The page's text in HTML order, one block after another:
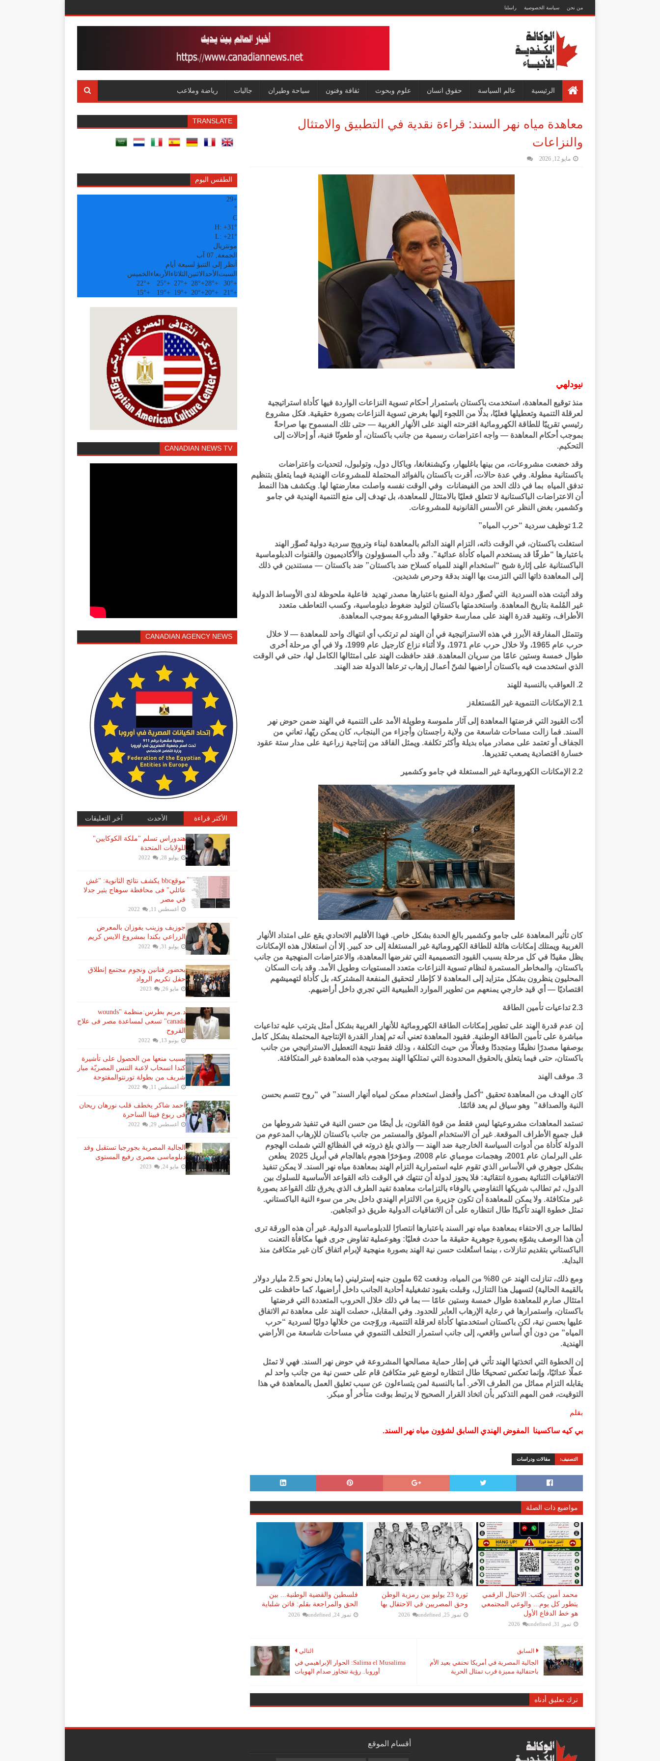
من نحن سياسة الخصوصية راسلنا
الرئيسية عالم السياسة حقوق انسان علوم وبحوث ثقافة وفنون سياحة وطيران جاليات رياضة وملاعب
معاهدة مياه نهر السند: قراءة نقدية في التطبيق والامتثال
والنزاعات
مايو 12, 2026
نيودلهي
منذ توقيع المعاهدة، استخدمت باكستان باستمرار أحكام تسوية النزاعات الواردة فيها كأداة استراتيجية
لعرقلة التنمية وتعطيلها فعليًا، بدلًا من اللجوء إليها بغرض تسوية النزاعات بصورة حقيقية. فكل مشروع
رئيسي تقريبًا للطاقة الكهرومائية اقترحته الهند على الأنهار الغربية — حتى تلك المسموح بها صراحةً
بموجب أحكام المعاهدة — واجه اعتراضات رسمية من جانب باكستان، أو طعونًا فنية، أو إحالات إلى
التحكيم.
وقد خضعت مشروعات، من بينها باغليهار، وكيشنغانغا، وباكال دول، وتولبول، لتحديات واعتراضات
باكستانية مطولة. وفي عدة حالات، أقرت باكستان بالفوائد المحتملة للمشروعات الهندية فيما يتعلق بتنظيم
تدفق المياه بما في ذلك الحد من الفيضانات وفي الوقت نفسه واصلت معارضتها لها. ويكشف هذا النمط
أن الاعتراضات الباكستانية لا تتعلق فعليًا بالامتثال للمعاهدة، بل تهدف إلى منع التنمية الهندية في جامو
وكشمير، بغض النظر عن الأسس القانونية للمشروعات.
1.2 توظيف سردية “حرب المياه”
استغلت باكستان، في الوقت ذاته، التزام الهند الدائم بالمعاهدة لبناء وترويج سردية دولية تُصوِّر الهند
باعتبارها “طرفًا قد يستخدم المياه كأداة عدائية”. وقد دأب المسؤولون والأكاديميون والقنوات الدبلوماسية
الباكستانية على إثارة شبح “استخدام الهند للمياه كسلاح ضد باكستان” ضد باكستان — مستندين في ذلك
إلى المعاهدة ذاتها التي التزمت بها الهند بدقة وحرص شديدين.
وقد أثبتت هذه السردية التي تُصوِّر دولة المنبع باعتبارها مصدر تهديد فاعلية ملحوظة لدى الأوساط الدولية
غير المُلمة بتاريخ المعاهدة. واستخدمتها باكستان لتوليد ضغوط دبلوماسية، وكسب التعاطف متعدد
الأطراف، وتقييد قدرة الهند على ممارسة حقوقها المشروعة بموجب المعاهدة.
وتتمثل المفارقة الأبرز في هذه الاستراتيجية في أن الهند لم ترتكب أي انتهاك واحد للمعاهدة — لا خلال
حرب عام 1965، ولا خلال حرب عام 1971، ولا أثناء نزاع كارجيل عام 1999، ولا في أي مرحلة أخرى
طوال خمسة وستين عامًا من سريان المعاهدة. فقد حافظت الهند على امتثالها الكامل لها، حتى في الوقت
الذي استخدمت فيه باكستان أراضيها لشنّ أعمال إرهاب ترعاها الدولة ضد الهند.
2. العواقب بالنسبة للهند
2.1 الإمكانات التنموية غير المُستغلةز
أدّت القيود التي فرضتها المعاهدة إلى آثار ملموسة وطويلة الأمد على التنمية في الهند ضمن حوض نهر
السند. فما زالت مساحات شاسعة من ولاية راجستان وأجزاء من البنجاب، كان يمكن ريّها، تعاني من
الجفاف أو تعتمد على مصادر مياه بديلة وأكثر تكلفة. ويمثل الفاقد من إنتاجية زراعية على مدار ستة عقود
خسارة اقتصادية يصعب تقديرها.
2.2 الإمكانات الكهرومائية غير المستغلة في جامو وكشمير
كان تأثير المعاهدة على جامو وكشمير بالغ الحدة بشكل خاص. فهذا الأقليم الاتحادي يقع على امتداد الأنهار
الغربية ويمتلك إمكانات هائلة للطاقة الكهرومائية غير المستغلة إلى حد كبير. إلا أن استغلال هذه الإمكانات
يظل مقيدًا في كل مرحلة بسبب القيود التصميمية التي تفرضها المعاهدة، والاعتراضات المنهجية من جانب
باكستان، والمخاطر المستمرة لنظام تسوية النزاعات متعدد المستويات وطويل الأمد. وقد بات السكان
المحليون ينظرون بشكل متزايد إلى المعاهدة لا كإطار لتحقيق المنفعة المشتركة، بل كأداة لتهميشهم
اقتصاديًا — أي قيد خارجي يمنعهم من تطوير الموارد الطبيعية التي تجري داخل أراضيهم.
2.3 تداعيات تأمين الطاقة
إن عدم قدرة الهند على تطوير إمكانات الطاقة الكهرومائية للأنهار الغربية بشكل أمثل يترتب عليه تداعيات
مباشرة على تأمين الطاقة الوطنية. فقيود المعاهدة تعني أنه تم إهدار القدرة الإنتاجية المحتملة بشكل كامل
بوصفها مصدرًا نظيفًا ومتجددًا وفعالًا من حيث التكلفة ، وذلك فقط نتيجة التعطيل الاستراتيجي من جانب
باكستان، حتى فيما يتعلق بالحقوق المحدودة التي تمتلكها الهند بموجب هذه المعاهدة غير المتكافئة.
3. موقف الهند
كان الهدف من المعاهدة تحقيق “أكمل وأفضل استخدام ممكن لمياه أنهار السند” في “روح تتسم بحسن
النية والصداقة” وهو سياق لم يعد قائمًا.
تستمد المعاهدات مشروعيتها ليس فقط من قوة القانون، بل أيضًا من حسن النية في تنفيذ شروطها من
قبل جميع الأطراف الموقعة. غير أن الاستخدام الموثق والمستمر من جانب باكستان للإرهاب المدعوم من
الدولة كأداة من أدوات السياسة الخارجية ضد الهند — والذي بلغ ذروته في الفظائع التي شملت الهجوم
على البرلمان عام 2001، وهجمات مومباي عام 2008، ومؤخرًا هجوم باهالجام في أبريل 2025 يطعن
بشكل جوهري في الأساس الذي تقوم عليه استمرارية التزام الهند بمعاهدة مياه نهر السند. لا يمكن تنفيذ
الاتفاقيات الثنائية بصورة انتقائية: فلا يجوز لدولة أن تنتهك في الوقت ذاته القواعد الأساسية للسلوك بين
الدول، ثم تطالب شريكها التفاوضي بالوفاء بالتزامات معاهدة تفيد الطرف الذي يخرق تلك القواعد بصورة
غير متكافئة. ولا يمكن للمعاهدة أن تكون جزيرة من الالتزام الهندي داخل بحر من سوء النية الباكستاني.
تمثل خطوة الهند تأكيدًا طال انتظاره على أن الاتفاقيات الدولية طريق ذو اتجاهين.
لطالما جرى الاحتفاء بمعاهدة مياه نهر السند باعتبارها انتصارًا للدبلوماسية الدولية. غير أن هذه الورقة ترى
أن هذا الوصف يشوّه بصورة جوهرية حقيقة ما حدث فعليًا: وهوعملية تفاوض جرى فيها مكافأة التعنت
الباكستاني بتقديم تنازلات ، بينما استُغلت حسن نية الهند بصورة منهجية لإبرام اتفاق كان غير متكافئ منذ
البداية.
ومع ذلك، تنازلت الهند عن 80% من المياه، ودفعت 62 مليون جنيه إسترليني (ما يعادل نحو 2.5 مليار دولار
بالقيمة الحالية) لتسهيل هذا التنازل، وقبلت بقيود تشغيلية أحادية الجانب داخل أراضيها، كما حافظت على
امتثال صارم للمعاهدة طوال خمسة وستين عامًا — بما في ذلك خلال الحروب المتعددة التي فرضتها
باكستان، واستمرارها في رعاية الإرهاب العابر للحدود. وفي المقابل، حصلت الهند على معاهدة تم الاتفاق
عليها بحسن نية، لكن باكستان استخدمتها كأداة لعرقلة التنمية، وروّجت من خلالها دوليًا لسردية “حرب
المياه” من دون أي أساس واقعي، إلى جانب استمرار التخلف التنموي في مساحات شاسعة من الأراضي
الهندية.
إن الخطوة التي اتخذتها الهند تأتي في إطار حماية مصالحها المشروعة في حوض نهر السند. فهي لا تمثل
عملًا عدائيًا، وإنما تعكس تصحيحًا طال انتظاره لوضع غير متكافئ قام على حسن نية من جانب واحد لم
يقابله التزام مماثل من الطرف الآخر. أما بالنسبة لمن يتساءلون عن سبب تعليق العمل بالمعاهدة في هذا
التوقيت، فمن المهم التذكير بأن اتخاذ القرار الصحيح لا يرتبط بوقت متأخر أو مبكر.
بقلم
بي كيه ساكسينا المفوض الهندي السابق لشؤون مياه نهر السند.
التصنيف: مقالات ودراسات
مواضيع ذات الصلة
محمد أمين يكتب: الاحتيال الرقمي
يتطور كل يوم... والوعي المجتمعي
هو خط الدفاع الأول
تموز 31, 2026 undefined
ثورة 23 يوليو بين رمزية الوطن
وحق المصريين في الاحتفال بها
تموز 25, 2026 undefined
فلسطين والقضية الوطنية... بين
الحق والمراجعة بقلم: فاتن شلباية
تموز 24, 2026 undefined
التالي
Salima el Musalima: الحوار الإبراهيمي في
أوروبا.. رؤية تتجاوز صدام الهويات
السابق
الجالية المصرية في أمريكا تحتفي بعيد الأم
باحتفالية مميزة قرب تمثال الحرية
ترك تعليق أدناه
TRANSLATE
الطقس اليوم
+
29
°
C
H: +31°
L: +21°
مونتريال
الجمعة, 07 آب
أنظر إلى التنبؤ لسبعة أيام
السبت الأحد الاثنين الثلاثاء الأربعاء الخميس
+
30°
+
28°
+
28°
+
27°
+
25°
+
22°
+
21°
+
20°
+
20°
+
19°
+
19°
+
15°
CANADIAN NEWS TV
CANADIAN AGENCY NEWS
الأكثر قراءة الأحدث آخر التعليقات
هندوراس تسلم "ملكة الكوكايين"
للولايات المتحدة
يوليو 28, 2022
موقعbbc يكشف نتائج الثانوية: "غش
عائلي" فى محافظة سوهاج يثير جدلا
في مصر
أغسطس 11, 2022
جوزيف وزينب يفوزان بالمعرض
الزراعي بكندا بمشروع الايس كريم
يوليو 31, 2022
بحضور فنانين ونجوم مجتمع إنطلاق
حفل تكريم الرواد
مايو 26, 2023
د.مريم بطرس:منظمة "wounds
canada" تسعى لمساعدة مصر فى علاج
القروح
يونيو 13, 2022
بسبب منعها من الحصول على تأشيرة
كندا انسحاب لاعبة ​التنس​ المصريّة ​ميار
شريف​ من بطولة ​تورنتو​المفتوحة
أغسطس 11, 2022
احمد شاكر يخطف قلب نورهان ريحان
فى ربوع فيينا الساحرة
أغسطس 29, 2022
الجالية المصرية بجورجيا تستقبل وفد
دبلوماسى مصرى رفيع المستوى
مايو 24, 2023
أقسام الموقع